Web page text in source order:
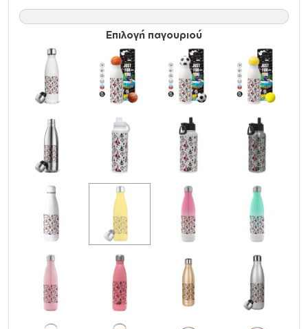
εξασφαλίζει μακροχρόνια αξιοπιστία.\
διπλό τοίχωμα και κενό αέρος διατηρεί τα ροφήματα
κρύα για 24 ώρες και ζεστά για 12 ώρες. Η θερμοκρασία
δεν μεταφέρεται στο εξωτερικό τοίχωμα, χαρίζοντας
άνετο κράτημα και απόλαυση.
Στεγανότητα και Εργονομία:Το βιδωτό καπάκι με
αεροστεγές κλείσιμο διασφαλίζει 100% στεγανότητα,
ενώ η εργονομική σχεδίαση κάνει τη χρήση εύκολη και
άνετη.
Φιλοπεριβαλλοντική Συνείδηση:Το Παγουρίνο
το περιβάλλον. Η ανακυκλώσιμη κατασκευή του και η
απουσία ουσιών BPA το καθιστούν μια επιλογή με
σεβασμό στη φύση.
Χαρακτηριστικά
Υλικό: Ανοξείδωτο ατσάλι (304) μέσα και έξω,
stainless steel
Χωρητικότητα : 500ml / 17oz
Χρήση : ΖΕΣΤΑ, ΚΡΥΟ
Καπάκι
Όξινα: NAI
Δεν γίνεται υγροποιήση (Δεν ιδρώνει)
Προηγμένη μόνωση διπλού τοιχώματος με κενό αέρος.
Δεν μεταφέρεται η θερμοκρασία του ροφήματος στο
εξωτερικό τοίχωμα.
Βιδωτό καπάκι με αεροστεγές και χωρίς διαρροές
κλείσιμο
Ανακυκλώσιμο
Επιλογή παγουριού